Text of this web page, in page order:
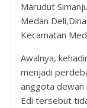
Marudut
Medan
Kecamatan
Awalnya,
menjadi
anggota dewan
Edi tersebut